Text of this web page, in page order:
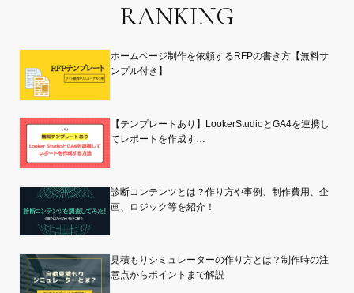
RANKING
ホームページ制作を依頼するRFPの書き方【無料サ
ンプル付き】
【テンプレートあり】LookerStudioとGA4を連携し
てレポートを作成す…
診断コンテンツとは？作り方や事例、制作費用、企
画、ロジック等を紹介！
見積もりシミュレーターの作り方とは？制作時の注
意点からポイントまで解説